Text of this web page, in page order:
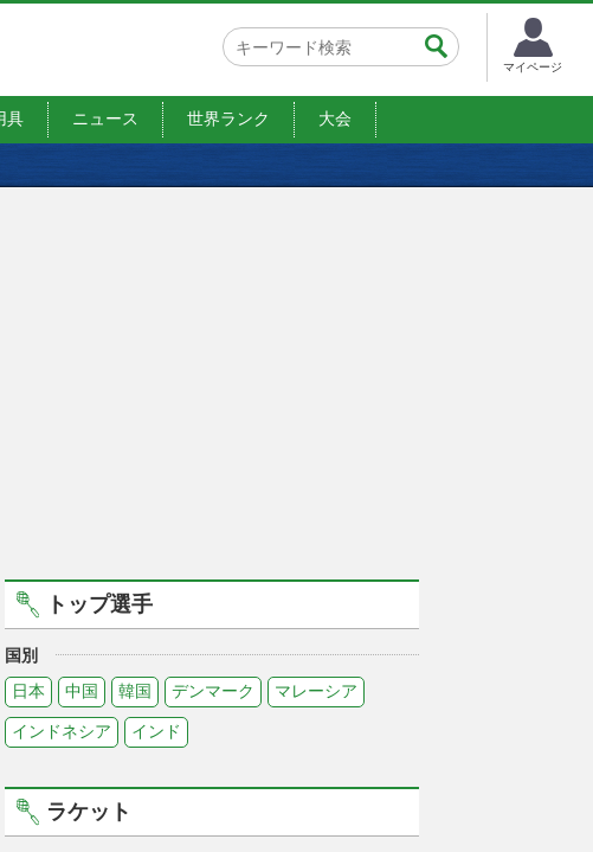
マイページ
具 ニュース 世界ランク 大会
トップ選手
国別
日本
中国 韓国 デンマーク マレーシア
インドネシア インド
ラケット